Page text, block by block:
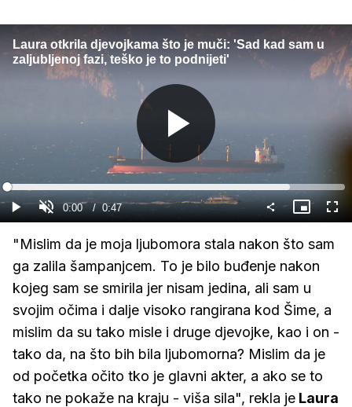
Laura otkrila djevojkama što je muči: 'Sad kad sam u
zaljubljenoj fazi, teško je to podnijeti'
Gledaj
GledajUpali
zvuk
Current
Time
0:00 / Duration
0:47
Loaded:
83.62%
Slika
u
"Mislim da je moja ljubomora stala nakon što sam
ga zalila šampanjcem. To je bilo buđenje nakon
kojeg sam se smirila jer nisam jedina, ali sam u
svojim očima i dalje visoko rangirana kod Šime, a
mislim da su tako misle i druge djevojke, kao i on -
tako da, na što bih bila ljubomorna? Mislim da je
od početka očito tko je glavni akter, a ako se to
tako ne pokaže na kraju - viša sila", rekla je Laura